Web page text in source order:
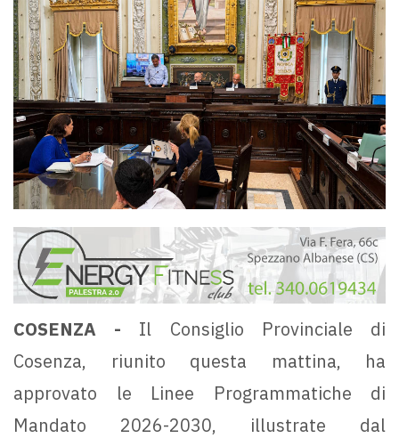
COSENZA - Il Consiglio Provinciale di
Cosenza, riunito questa mattina, ha
approvato le Linee Programmatiche di
Mandato 2026-2030, illustrate dal